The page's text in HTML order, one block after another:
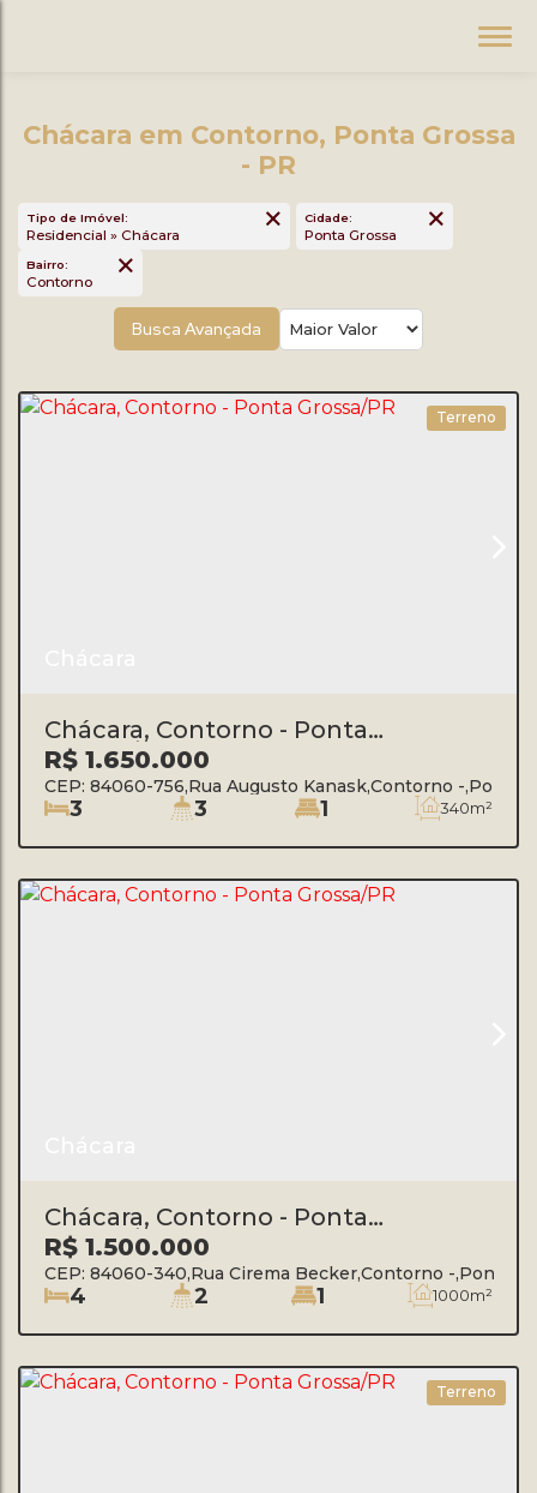
Chácara em Contorno, Ponta Grossa
- PR
Tipo de Imóvel:
Residencial » Chácara
Cidade:
Bairro:
Busca Avançada
Terreno
Chácara, Contorno - Ponta
Grossa/PR
R$1.650.000
CEP: 84060-756,Rua Augusto Kanask,Contorno ,Ponta
3 3 1 340m²
Chácara, Contorno - Ponta
Grossa/PR
R$1.500.000
CEP: 84060-340,Rua Cirema Becker,Contorno ,Ponta
4 2 1 1000m²
Terreno